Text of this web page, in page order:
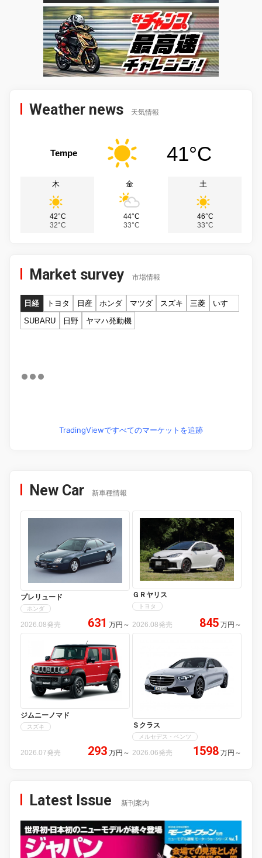
Weather news 天気情報
Tempe 41°C
木
42°C
32°C
金
44°C
33°C
土
46°C
33°C
Market survey 市場情報
日経 トヨタ 日産 ホンダ マツダ スズキ 三菱
いすゞ
SUBARU
日野 ヤマハ発動機
TradingViewですべてのマーケットを追跡
New Car 新車種情報
プレリュード
ホンダ
2026.08発売 631 万円 ～
ＧＲヤリス
トヨタ
2026.08発売 845 万円 ～
ジムニーノマド
スズキ
2026.07発売 293 万円 ～
Ｓクラス
メルセデス・ベンツ
2026.06発売 1598 万円 ～
Latest Issue 新刊案内